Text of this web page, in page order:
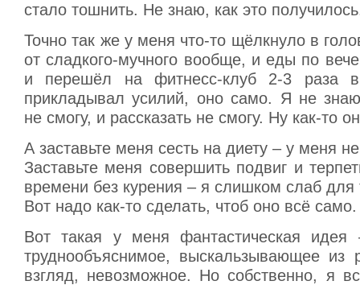
стало тошнить. Не знаю, как это
Точно так же у меня что-то щёлкнуло в
от сладкого-мучного вообще, и еды по
и перешёл на фитнесс-клуб 2-3 раза
прикладывал усилий, оно само. Я не
не смогу, и рассказать не смогу. Ну как-то
А заставьте меня сесть на диету – у меня
Заставьте меня совершить подвиг и
времени без курения – я слишком слаб для
Вот надо как-то сделать, чтоб оно всё само.
Вот такая у меня фантастическая идея
труднообъяснимое, выскальзывающее из
взгляд, невозможное. Но собственно, я